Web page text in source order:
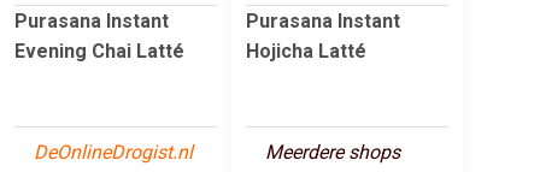
Purasana Instant
Evening Chai Latté
DeOnlineDrogist.nl
Purasana Instant
Hojicha Latté
Meerdere shops